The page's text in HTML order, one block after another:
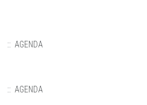
:: AGENDA
:: AGENDA